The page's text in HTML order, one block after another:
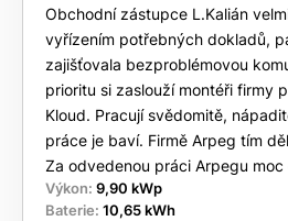
Obchodní zástupce L.Kalián
vyřízením potřebných dokladů,
zajišťovala bezproblémovou
prioritu si zaslouží montéři firmy
Kloud. Pracují svědomitě,
práce je baví. Firmě Arpeg tím
Za odvedenou práci Arpegu moc
Výkon: 9,90 kWp
Baterie: 10,65 kWh